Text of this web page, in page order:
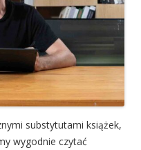
substytutami książek,
wygodnie czytać